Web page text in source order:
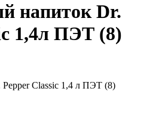
напиток Dr.
1,4л ПЭТ (8)
Classic 1,4 л ПЭТ (8)